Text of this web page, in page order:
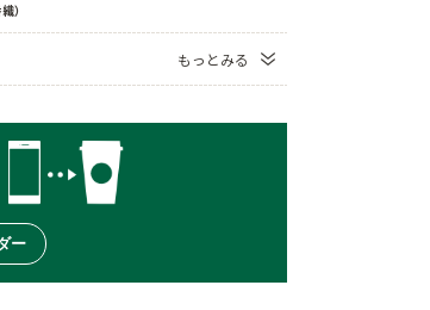
）
もっとみる
ー